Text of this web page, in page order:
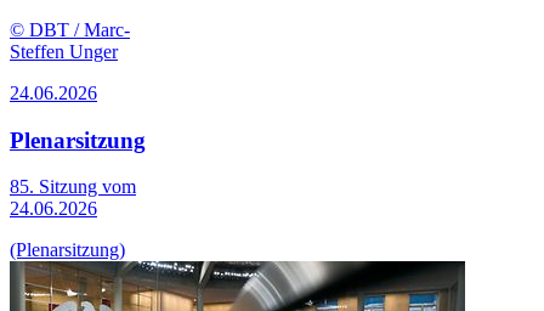
© DBT / Marc-
Steffen Unger
24.06.2026
Plenarsitzung
85. Sitzung vom
24.06.2026
(Plenarsitzung)